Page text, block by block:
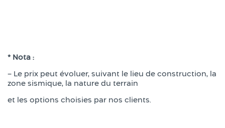
* Nota :
– Le prix peut évoluer, suivant le lieu de construction, la
zone sismique, la nature du terrain
et les options choisies par nos clients.